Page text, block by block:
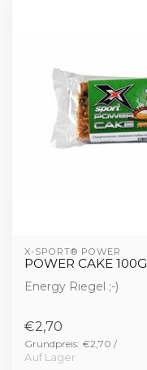
X-SPORT® POWER
POWER CAKE 100G
Energy Riegel ;-)
€2,70
Grundpreis: €2,70 /
Auf Lager